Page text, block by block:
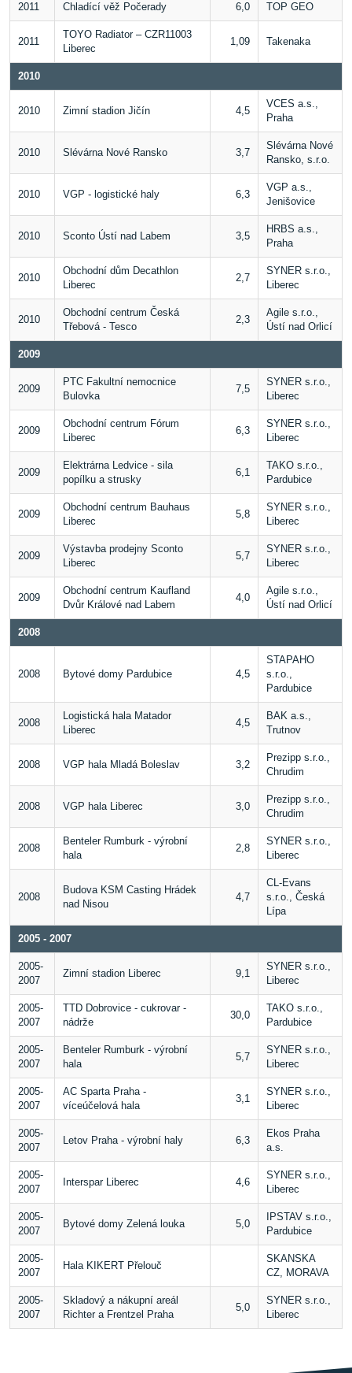
2011 Chladící věž Počerady 6,0 TOP GEO
2011
TOYO Radiator – CZR11003
Liberec
1,09 Takenaka
2010
2010 Zimní stadion Jičín 4,5
VCES a.s.,
Praha
2010 Slévárna Nové Ransko 3,7
Slévárna Nové
Ransko, s.r.o.
2010 VGP - logistické haly 6,3
VGP a.s.,
Jenišovice
2010 Sconto Ústí nad Labem 3,5
HRBS a.s.,
Praha
2010
Obchodní dům Decathlon
Liberec
2,7
SYNER s.r.o.,
Liberec
2010
Obchodní centrum Česká
Třebová - Tesco
2,3
Agile s.r.o.,
Ústí nad Orlicí
2009
2009
PTC Fakultní nemocnice
Bulovka
7,5
SYNER s.r.o.,
Liberec
2009
Obchodní centrum Fórum
Liberec
6,3
SYNER s.r.o.,
Liberec
2009
Elektrárna Ledvice - sila
popílku a strusky
6,1
TAKO s.r.o.,
Pardubice
2009
Obchodní centrum Bauhaus
Liberec
5,8
SYNER s.r.o.,
Liberec
2009
Výstavba prodejny Sconto
Liberec
5,7
SYNER s.r.o.,
Liberec
2009
Obchodní centrum Kaufland
Dvůr Králové nad Labem
4,0
Agile s.r.o.,
Ústí nad Orlicí
2008
2008 Bytové domy Pardubice 4,5
STAPAHO
s.r.o.,
Pardubice
2008
Logistická hala Matador
Liberec
4,5
BAK a.s.,
Trutnov
2008 VGP hala Mladá Boleslav 3,2
Prezipp s.r.o.,
Chrudim
2008 VGP hala Liberec 3,0
Prezipp s.r.o.,
Chrudim
2008
Benteler Rumburk - výrobní
hala
2,8
SYNER s.r.o.,
Liberec
2008
Budova KSM Casting Hrádek
nad Nisou
4,7
CL-Evans
s.r.o., Česká
Lípa
2005 - 2007
2005-
2007
Zimní stadion Liberec 9,1
SYNER s.r.o.,
Liberec
2005-
2007
TTD Dobrovice - cukrovar -
nádrže
30,0
TAKO s.r.o.,
Pardubice
2005-
2007
Benteler Rumburk - výrobní
hala
5,7
SYNER s.r.o.,
Liberec
2005-
2007
AC Sparta Praha -
víceúčelová hala
3,1
SYNER s.r.o.,
Liberec
2005-
2007
Letov Praha - výrobní haly 6,3
Ekos Praha
a.s.
2005-
2007
Interspar Liberec 4,6
SYNER s.r.o.,
Liberec
2005-
2007
Bytové domy Zelená louka 5,0
IPSTAV s.r.o.,
Pardubice
2005-
2007
Hala KIKERT Přelouč
SKANSKA
CZ, MORAVA
2005-
2007
Skladový a nákupní areál
Richter a Frentzel Praha
5,0
SYNER s.r.o.,
Liberec